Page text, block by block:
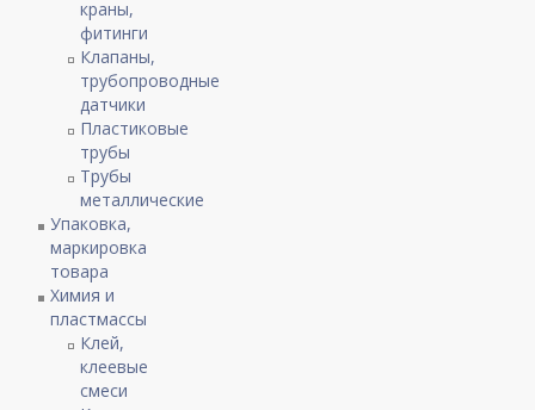
краны,
фитинги
Клапаны,
трубопроводные
датчики
Пластиковые
трубы
Трубы
металлические
Упаковка,
маркировка
товара
Химия и
пластмассы
Клей,
клеевые
смеси